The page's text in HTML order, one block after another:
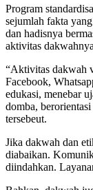
Program
sejumlah fakta
dan hadisnya
aktivitas
“Aktivitas dakwah
Facebook,
edukasi, menebar
domba,
tersebeut.
Jika dakwah dan
diabaikan.
diindahkan.